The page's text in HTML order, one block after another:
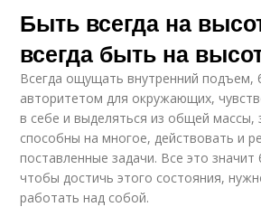
Быть всегда на
всегда быть на
Всегда ощущать внутренний подъем,
авторитетом для окружающих,
в себе и выделяться из общей массы,
способны на многое, действовать и
поставленные задачи. Все это
чтобы достичь этого состояния,
работать над собой.